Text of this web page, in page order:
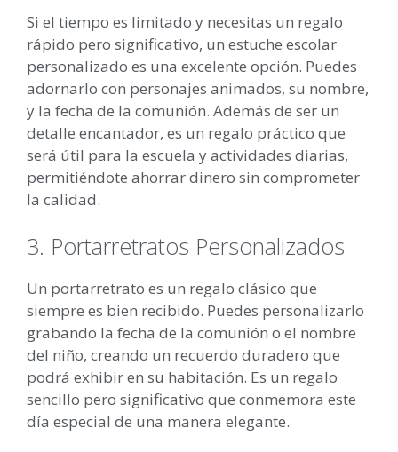
Si el tiempo es limitado y necesitas un regalo
rápido pero significativo, un estuche escolar
personalizado es una excelente opción. Puedes
adornarlo con personajes animados, su nombre,
y la fecha de la comunión. Además de ser un
detalle encantador, es un regalo práctico que
será útil para la escuela y actividades diarias,
permitiéndote ahorrar dinero sin comprometer
la calidad.
3. Portarretratos Personalizados
Un portarretrato es un regalo clásico que
siempre es bien recibido. Puedes personalizarlo
grabando la fecha de la comunión o el nombre
del niño, creando un recuerdo duradero que
podrá exhibir en su habitación. Es un regalo
sencillo pero significativo que conmemora este
día especial de una manera elegante.